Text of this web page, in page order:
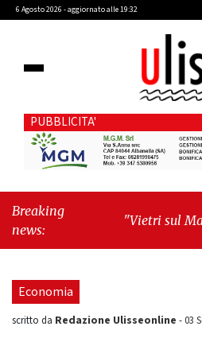
6 Agosto 2026 - aggiornato alle 19:32
PUBBLICITA'
Breaking
news:
"Vietri sul Mare,
Economia
scritto da Redazione Ulisseonline -03